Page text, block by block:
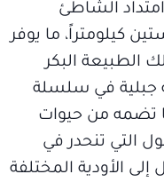
الشاطئ
كيلومتراً، ما يوفر
الطبيعة البكر
جبلية في سلسلة
تضمه من حيوات
التي تنحدر في
الأودية المختلفة